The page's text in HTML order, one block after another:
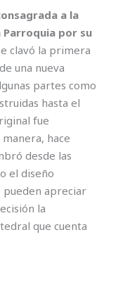
a la
Parroquia por su
clavó la primera
una nueva
partes como
hasta el
fue
hace
desde las
el diseño
pueden apreciar
la
que cuenta